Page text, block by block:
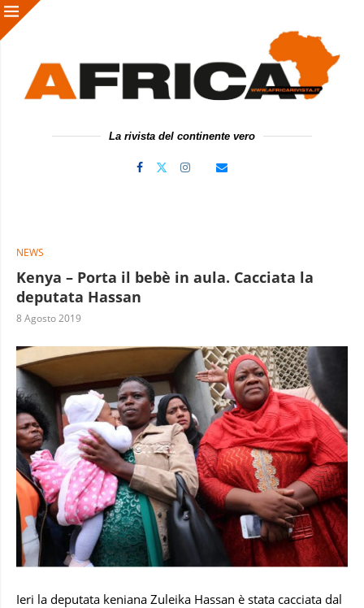
La rivista del continente vero
NEWS
Kenya – Porta il bebè in aula. Cacciata la
deputata Hassan
8 Agosto 2019
Ieri la deputata keniana Zuleika Hassan è stata cacciata dal